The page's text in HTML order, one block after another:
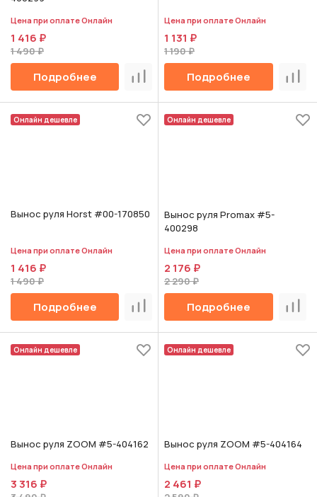
Цена при оплате Онлайн
1 416 ₽
1 490 ₽
Подробнее Сравнить
Цена при оплате Онлайн
1 131 ₽
1 190 ₽
Подробнее
Онлайн дешевле
Вынос руля Horst #00-170850
Цена при оплате Онлайн
1 416 ₽
1 490 ₽
Подробнее Сравнить
Онлайн дешевле
Вынос руля Promax #5-
400298
Цена при оплате Онлайн
2 176 ₽
2 290 ₽
Подробнее
Онлайн дешевле
Вынос руля ZOOM #5-404162
Цена при оплате Онлайн
3 316 ₽
Онлайн дешевле
Вынос руля ZOOM #5-404164
Цена при оплате Онлайн
2 461 ₽